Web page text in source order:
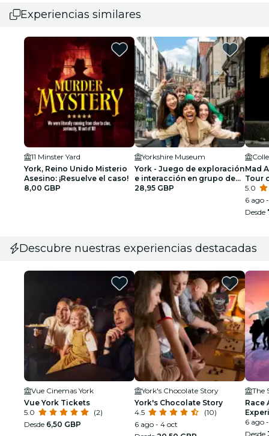
Experiencias similares
11 Minster Yard
York, Reino Unido Misterio
Asesino: ¡Resuelve el caso!
8,00 GBP
Yorkshire Museum
York - Juego de exploración
e interacción en grupo de
hasta 5 personas
28,95 GBP
Mad
Tour
2024
5.0
6 ago
Desde
Descubre nuestras experiencias destacadas
Vue Cinemas York
Vue York Tickets
5.0
(2)
Desde 6,50 GBP
York's Chocolate Story
York's Chocolate Story
4.5
(10)
6 ago - 4 oct
The
Race
6 ago
Desde